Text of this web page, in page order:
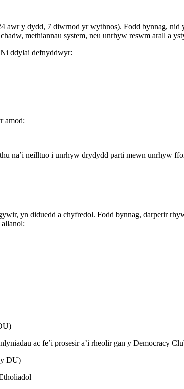
awr y dydd, 7 diwrnod yr wythnos). Fodd bynnag,
methiannau system, neu unrhyw reswm arall a
ddylai defnyddwyr:
amod:
na’i neilltuo i unrhyw drydydd parti mewn unrhyw
yn diduedd a chyfredol. Fodd bynnag, darperir
ac fe’i prosesir a’i rheolir gan y Democracy
y DU)